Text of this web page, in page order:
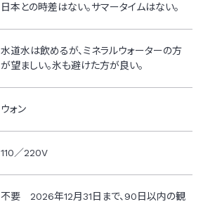
日本との時差はない。サマータイムはない。
水道水は飲めるが、ミネラルウォーターの方
が望ましい。氷も避けた方が良い。
ウォン
110／220V
不要 2026年12月31日まで、90日以内の観